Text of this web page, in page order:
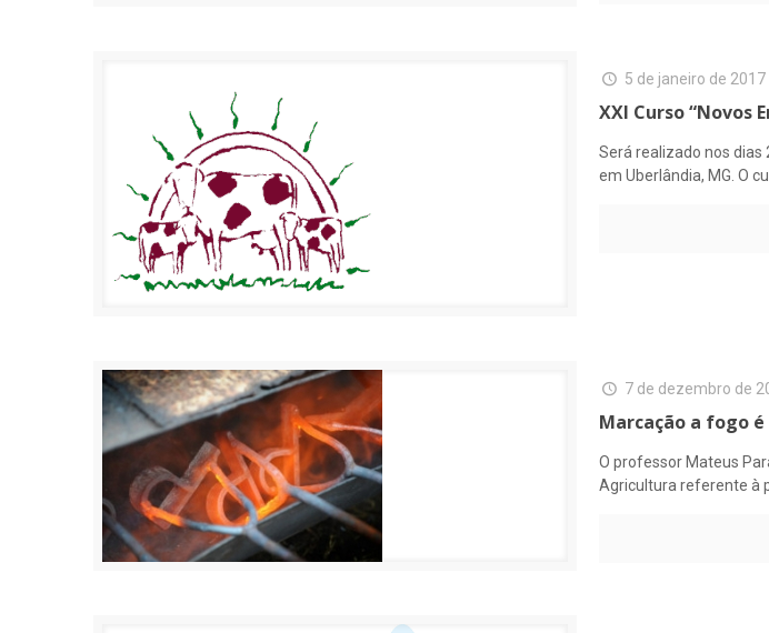
5 de janeiro de 2017
XXI Curso “Novos
Será realizado nos dias
em Uberlândia, MG. O
7 de dezembro de
Marcação a fogo
O professor Mateus
Agricultura referente à